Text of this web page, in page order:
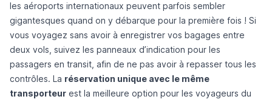
les aéroports internationaux peuvent parfois sembler
gigantesques quand on y débarque pour la première fois ! Si
vous voyagez sans avoir à enregistrer vos bagages entre
deux vols, suivez les panneaux d’indication pour les
passagers en transit, afin de ne pas avoir à repasser tous les
contrôles. La réservation unique avec le même
transporteur est la meilleure option pour les voyageurs du